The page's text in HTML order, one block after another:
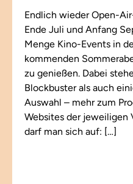
Endlich wieder Open-
Ende Juli und Anfang
Menge Kino-Events in
kommenden
zu genießen. Dabei
Blockbuster als auch
Auswahl – mehr zum
Websites der jeweiligen
darf man sich auf: […]